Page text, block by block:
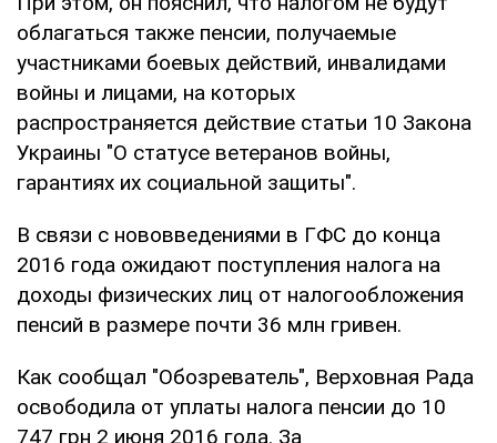
облагаться также пенсии, получаемые
участниками боевых действий, инвалидами
войны и лицами, на которых
распространяется действие статьи 10 Закона
Украины "О статусе ветеранов войны,
гарантиях их социальной защиты".
В связи с нововведениями в ГФС до конца
2016 года ожидают поступления налога на
доходы физических лиц от налогообложения
пенсий в размере почти 36 млн гривен.
Как сообщал "Обозреватель", Верховная Рада
освободила от уплаты налога пенсии до 10
747 грн 2 июня 2016 года. За